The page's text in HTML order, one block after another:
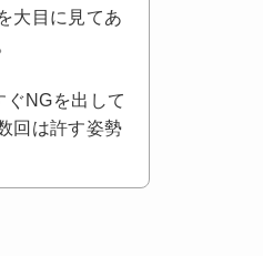
大目に見てあ
ぐNGを出して
回は許す姿勢